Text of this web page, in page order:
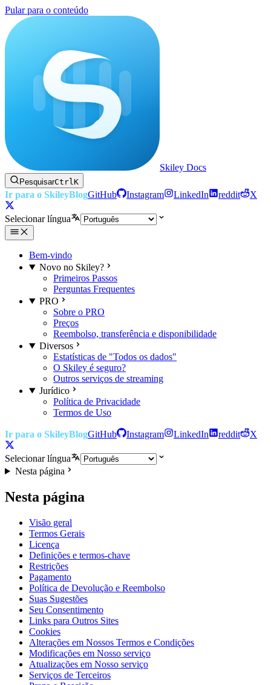
Pular para o conteúdo
Skiley Docs
PesquisarCtrlK
Ir para o SkileyBlogGitHub Instagram LinkedIn reddit X
Selecionar língua
Bem-vindo
Novo no Skiley?
Primeiros Passos
Perguntas Frequentes
PRO
Sobre o PRO
Preços
Reembolso, transferência e disponibilidade
Diversos
Estatísticas de "Todos os dados"
O Skiley é seguro?
Outros serviços de streaming
Jurídico
Política de Privacidade
Termos de Uso
Ir para o SkileyBlogGitHub Instagram LinkedIn reddit X
Selecionar língua
Nesta página
Nesta página
Visão geral
Termos Gerais
Licença
Definições e termos-chave
Restrições
Pagamento
Política de Devolução e Reembolso
Suas Sugestões
Seu Consentimento
Links para Outros Sites
Cookies
Alterações em Nossos Termos e Condições
Modificações em Nosso serviço
Atualizações em Nosso serviço
Serviços de Terceiros